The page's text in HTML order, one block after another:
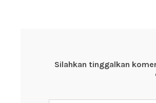
Silahkan tinggalkan